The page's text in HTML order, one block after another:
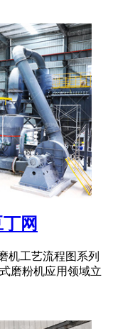
网
机工艺流程图系列
磨粉机应用领域立